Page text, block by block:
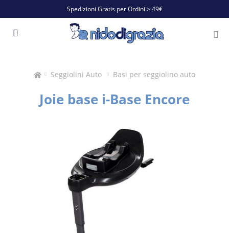
Spedizioni Gratis per Ordini > 49€
Seggiolini Auto Basi per seggiolino auto
Joie base i-Base Encore